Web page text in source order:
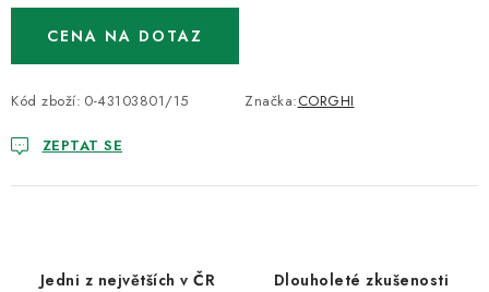
CENA NA DOTAZ
Kód zboží: 0-43103801/15 Značka:CORGHI
ZEPTAT SE
Jedni z největších v ČR Dlouholeté zkušenosti